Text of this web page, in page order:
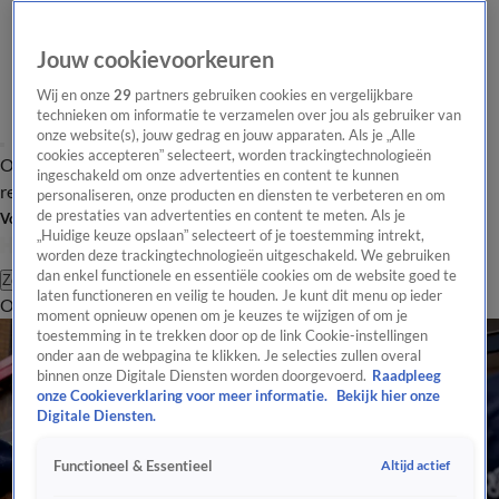
Overzicht Laatste nieuws Regionieuws Het beste van Hart
Tip de
redactie
Volg Hart van Nederland
Zoeken
OverzichtRegioUitzendingenWeerTip de redactiePanelVideo's
Jouw cookievoorkeuren
Wij en onze29 partners gebruiken cookies en vergelijkbare
technieken om informatie te verzamelen over jou als gebruiker van
onze website(s), jouw gedrag en jouw apparaten. Als je „Alle
cookies accepteren” selecteert, worden trackingtechnologieën
ingeschakeld om onze advertenties en content te kunnen
personaliseren, onze producten en diensten te verbeteren en om
de prestaties van advertenties en content te meten. Als je
„Huidige keuze opslaan” selecteert of je toestemming intrekt,
worden deze trackingtechnologieën uitgeschakeld. We gebruiken
dan enkel functionele en essentiële cookies om de website goed te
laten functioneren en veilig te houden. Je kunt dit menu op ieder
moment opnieuw openen om je keuzes te wijzigen of om je
toestemming in te trekken door op de link Cookie-instellingen
onder aan de webpagina te klikken. Je selecties zullen overal
binnen onze Digitale Diensten worden doorgevoerd. Raadpleeg
onze Cookieverklaring voor meer informatie.
Bekijk hier onze
Digitale Diensten.
Functioneel & Essentieel Altijd actief